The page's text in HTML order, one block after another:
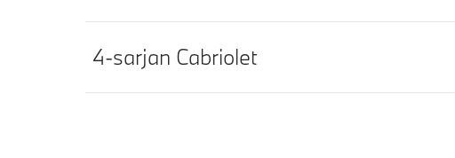
4-sarjan Cabriolet